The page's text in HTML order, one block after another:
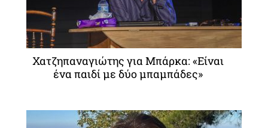
Χατζηπαναγιώτης για Μπάρκα: «Είναι
ένα παιδί με δύο μπαμπάδες»